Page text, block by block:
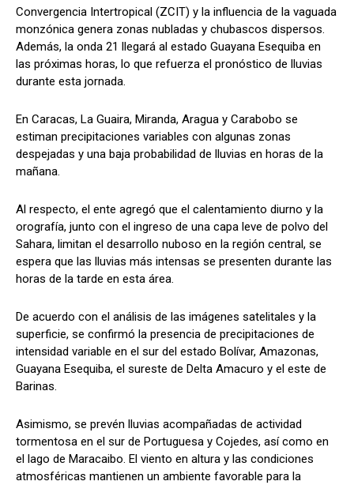
Convergencia Intertropical (ZCIT) y la influencia de la vaguada
monzónica genera zonas nubladas y chubascos dispersos.
Además, la onda 21 llegará al estado Guayana Esequiba en
las próximas horas, lo que refuerza el pronóstico de lluvias
durante esta jornada.
En Caracas, La Guaira, Miranda, Aragua y Carabobo se
estiman precipitaciones variables con algunas zonas
despejadas y una baja probabilidad de lluvias en horas de la
mañana.
Al respecto, el ente agregó que el calentamiento diurno y la
orografía, junto con el ingreso de una capa leve de polvo del
Sahara, limitan el desarrollo nuboso en la región central, se
espera que las lluvias más intensas se presenten durante las
horas de la tarde en esta área.
De acuerdo con el análisis de las imágenes satelitales y la
superficie, se confirmó la presencia de precipitaciones de
intensidad variable en el sur del estado Bolívar, Amazonas,
Guayana Esequiba, el sureste de Delta Amacuro y el este de
Barinas.
Asimismo, se prevén lluvias acompañadas de actividad
tormentosa en el sur de Portuguesa y Cojedes, así como en
el lago de Maracaibo. El viento en altura y las condiciones
atmosféricas mantienen un ambiente favorable para la